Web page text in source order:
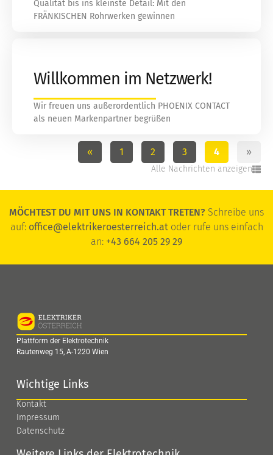
Qualität bis ins kleinste Detail: Mit den
FRÄNKISCHEN Rohrwerken gewinnen
Willkommen im Netzwerk!
Wir freuen uns außerordentlich PHOENIX CONTACT
als neuen Markenpartner begrüßen
« 1 2 3 4 »
Alle Nachrichten anzeigen
MÖCHTEST DU MIT UNS IN KONTAKT TRETEN? Schreibe uns
auf: office@elektrikeroesterreich.atoder rufe uns einfach
an: +43 664 205 29 29
Plattform der Elektrotechnik
Rautenweg 15, A-1220 Wien
Wichtige Links
Kontakt
Impressum
Datenschutz